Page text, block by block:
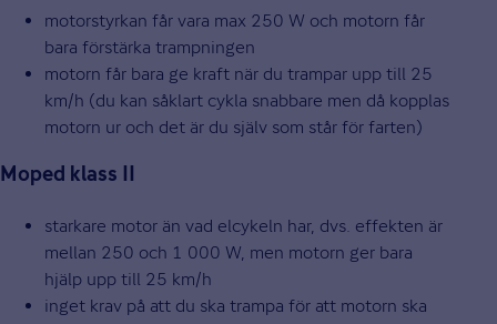
motorstyrkan får vara max 250 W och motorn får
bara förstärka trampningen
motorn får bara ge kraft när du trampar upp till 25
km/h (du kan såklart cykla snabbare men då kopplas
motorn ur och det är du själv som står för farten)
Moped klass II
starkare motor än vad elcykeln har, dvs. effekten är
mellan 250 och 1 000 W, men motorn ger bara
hjälp upp till 25 km/h
inget krav på att du ska trampa för att motorn ska